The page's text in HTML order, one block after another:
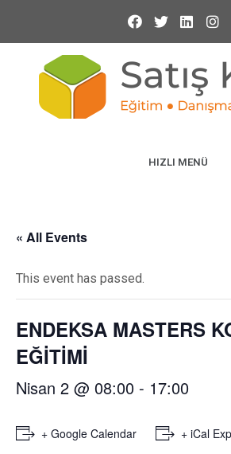
HIZLI MENÜ
« All Events
This event has passed.
ENDEKSA MASTERS
EĞİTİMİ
Nisan 2 @ 08:00 - 17:00
+ Google Calendar + iCal